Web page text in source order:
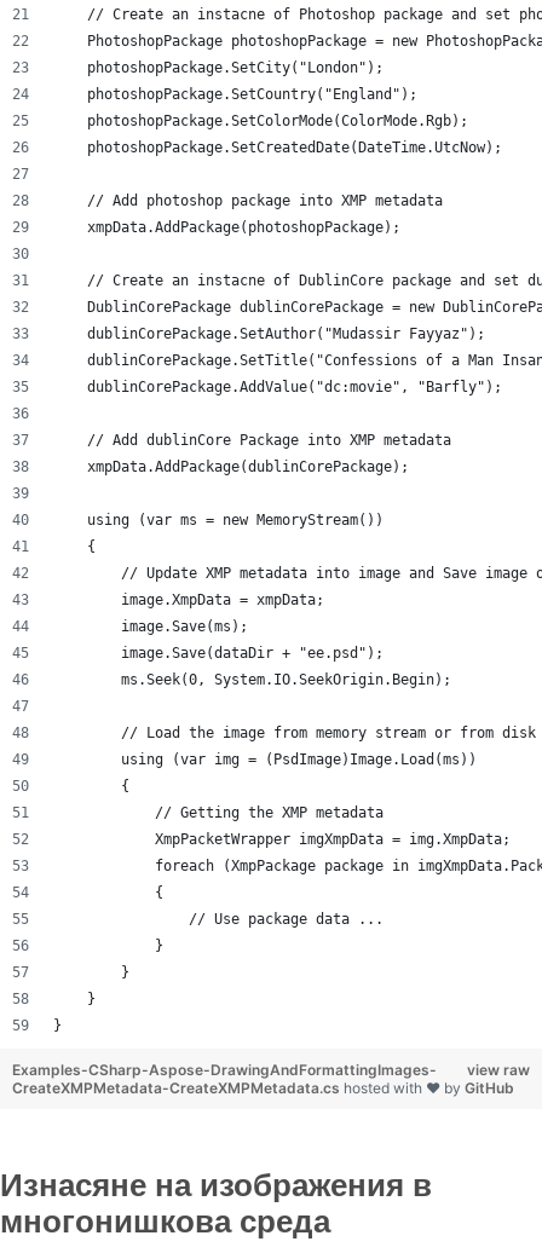
// Create an instacne of Photoshop package and set
PhotoshopPackage photoshopPackage = new
    photoshopPackage.SetCity("London");
    photoshopPackage.SetCountry("England");
    photoshopPackage.SetColorMode(ColorMode.Rgb);
    photoshopPackage.SetCreatedDate(DateTime.UtcNow);
    // Add photoshop package into XMP metadata
    xmpData.AddPackage(photoshopPackage);
// Create an instacne of DublinCore package and set
DublinCorePackage dublinCorePackage = new
    dublinCorePackage.SetAuthor("Mudassir Fayyaz");
dublinCorePackage.SetTitle("Confessions of a Man
    dublinCorePackage.AddValue("dc:movie", "Barfly");
    // Add dublinCore Package into XMP metadata
    xmpData.AddPackage(dublinCorePackage);
    using (var ms = new MemoryStream())
    {
// Update XMP metadata into image and Save image
        image.XmpData = xmpData;
        image.Save(ms);
        image.Save(dataDir + "ee.psd");
        ms.Seek(0, System.IO.SeekOrigin.Begin);
// Load the image from memory stream or from
        using (var img = (PsdImage)Image.Load(ms))
        {
            // Getting the XMP metadata
            XmpPacketWrapper imgXmpData = img.XmpData;
foreach (XmpPackage package in
            {
                // Use package data ...
            }
        }
    }
}
view raw
Examples-CSharp-Aspose-DrawingAndFormattingImages-
CreateXMPMetadata-CreateXMPMetadata.cs hosted with ❤ by GitHub
Изнасяне на изображения в
многонишкова среда